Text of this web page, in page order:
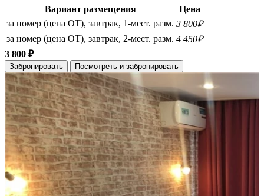
Вариант размещения
Цена
за номер (цена ОТ), завтрак, 1-мест. разм. 3 800₽
за номер (цена ОТ), завтрак, 2-мест. разм. 4 450₽
3 800 ₽
Забронировать Посмотреть и забронировать